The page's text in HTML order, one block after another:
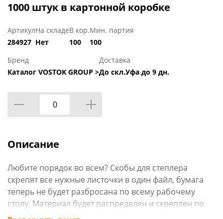
1000 штук в картонной коробке
Артикул
284927
На складе
Нет
В кор.
100
Мин. партия
100
Бренд
Каталог VOSTOK GROUP >
Доставка
До скл.Уфа до 9 дн.
Описание
Любите порядок во всем? Скобы для степлера
скрепят все нужные листочки в один файл, бумага
теперь не будет разбросана по всему рабочему
столу. Материал будет распределен и скреплен по
разным стопкам. Скобы прочные, не пачкают